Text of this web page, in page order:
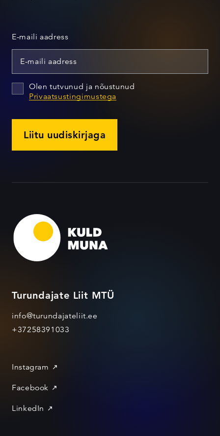
E-maili aadress
Olen tutvunud ja nõustunud
Privaatsustingimustega
Liitu uudiskirjaga
Turundajate Liit MTÜ
info@turundajateliit.ee
+37258391033
Instagram
Facebook
LinkedIn